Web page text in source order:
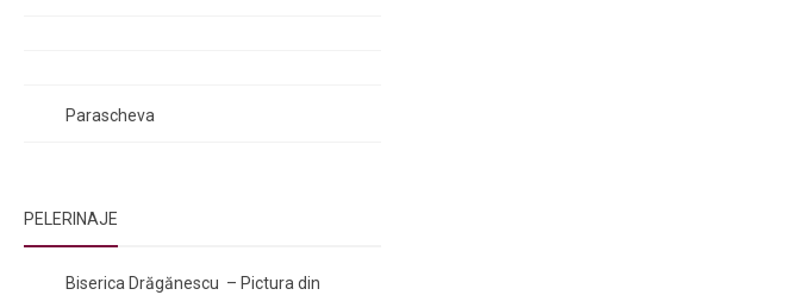
Parascheva
PELERINAJE
Biserica Drăgănescu – Pictura din